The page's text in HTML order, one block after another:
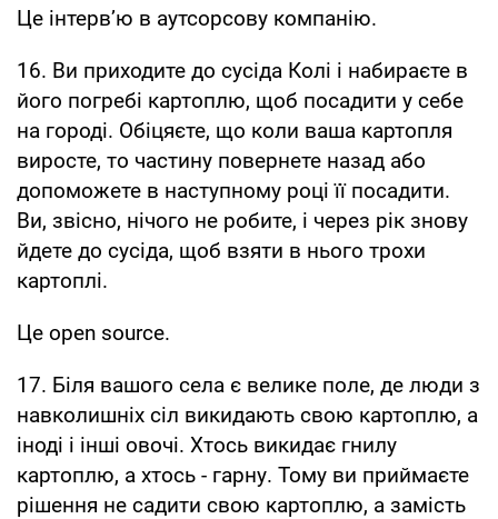
Це інтерв’ю в аутсорсову компанію.
16. Ви приходите до сусіда Колі і набираєте в
його погребі картоплю, щоб посадити у себе
на городі. Обіцяєте, що коли ваша картопля
виросте, то частину повернете назад або
допоможете в наступному році її посадити.
Ви, звісно, нічого не робите, і через рік знову
йдете до сусіда, щоб взяти в нього трохи
картоплі.
Це open source.
17. Біля вашого села є велике поле, де люди з
навколишніх сіл викидають свою картоплю, а
іноді і інші овочі. Хтось викидає гнилу
картоплю, а хтось - гарну. Тому ви приймаєте
рішення не садити свою картоплю, а замість